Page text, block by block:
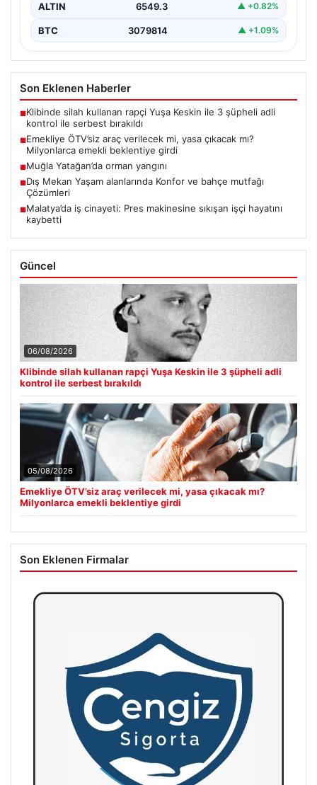
ALTIN 6549.3 ▲ +0.82%
BTC 3079814 ▲ +1.09%
Son Eklenen Haberler
■Klibinde silah kullanan rapçi Yuşa Keskin ile 3 şüpheli adli
kontrol ile serbest bırakıldı
■Emekliye ÖTV’siz araç verilecek mi, yasa çıkacak mı?
Milyonlarca emekli beklentiye girdi
■Muğla Yatağan’da orman yangını
■Dış Mekan Yaşam alanlarında Konfor ve bahçe mutfağı
Çözümleri
■Malatya’da iş cinayeti: Pres makinesine sıkışan işçi hayatını
kaybetti
Güncel
06/08/2026
Klibinde silah kullanan rapçi Yuşa Keskin ile 3 şüpheli adli
kontrol ile serbest bırakıldı
05/08/2026
Emekliye ÖTV’siz araç verilecek mi, yasa çıkacak mı?
Milyonlarca emekli beklentiye girdi
Son Eklenen Firmalar